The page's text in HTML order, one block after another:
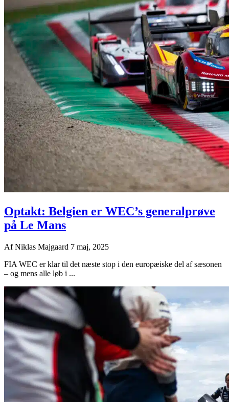
Optakt: Belgien er WEC’s generalprøve
på Le Mans
AfNiklas Majgaard 7 maj, 2025
FIA WEC er klar til det næste stop i den europæiske del af sæsonen
– og mens alle løb i ...